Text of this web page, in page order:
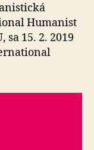
Humanist
15. 2. 2019